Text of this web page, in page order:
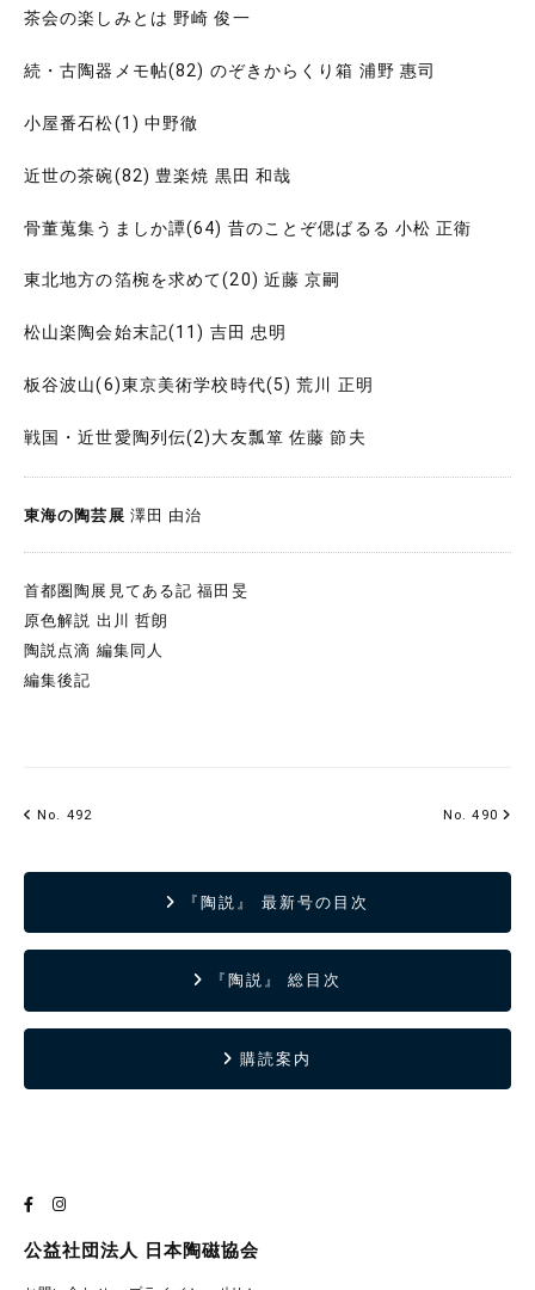
茶会の楽しみとは 野崎 俊一
続・古陶器メモ帖(82) のぞきからくり箱 浦野 惠司
小屋番石松(1) 中野徹
近世の茶碗(82) 豊楽焼 黒田 和哉
骨董蒐集うましか譚(64) 昔のことぞ偲ばるる 小松 正衛
東北地方の箔椀を求めて(20) 近藤 京嗣
松山楽陶会始末記(11) 吉田 忠明
板谷波山(6)東京美術学校時代(5) 荒川 正明
戦国・近世愛陶列伝(2)大友瓢箪 佐藤 節夫
東海の陶芸展 澤田 由治
首都圏陶展見てある記 福田旻
原色解説 出川 哲朗
陶説点滴 編集同人
編集後記
No. 492 No. 490
『陶説』 最新号の目次
『陶説』 総目次
購読案内
公益社団法人 日本陶磁協会